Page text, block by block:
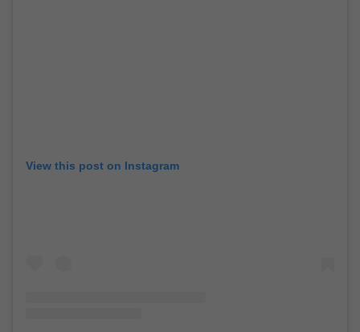
View this post on Instagram